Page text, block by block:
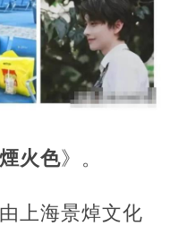
火色》。
上海景焯文化